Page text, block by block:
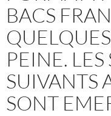
BACS
PEINE.
SUIVANTS
SONT